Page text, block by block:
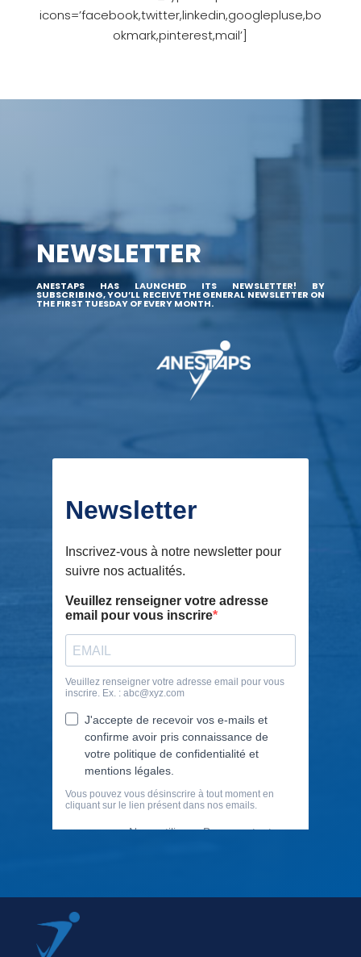
icons=’facebook,twitter,linkedin,googlepluse,bo
okmark,pinterest,mail’]
NEWSLETTER
ANESTAPS HAS LAUNCHED ITS NEWSLETTER! BY
SUBSCRIBING, YOU’LL RECEIVE THE GENERAL NEWSLETTER ON
THE FIRST TUESDAY OF EVERY MONTH.